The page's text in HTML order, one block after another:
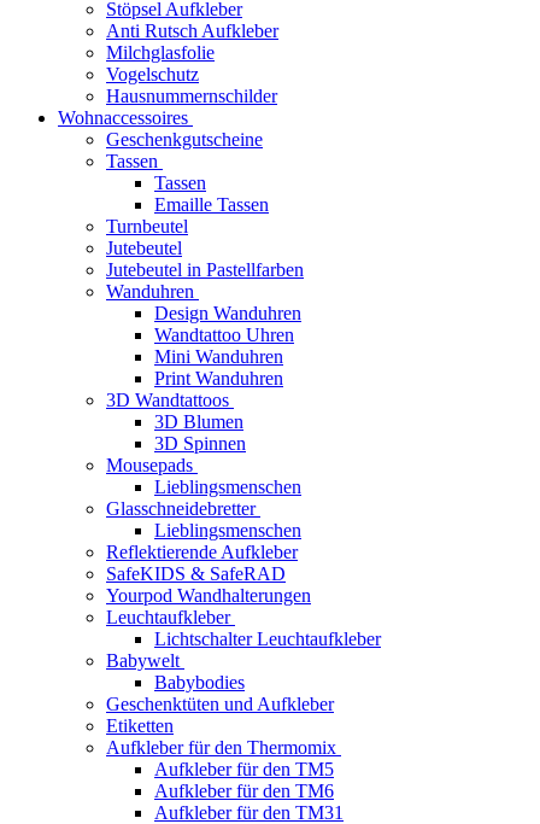
Stöpsel Aufkleber
Anti Rutsch Aufkleber
Milchglasfolie
Vogelschutz
Hausnummernschilder
Wohnaccessoires
Geschenkgutscheine
Tassen
Tassen
Emaille Tassen
Turnbeutel
Jutebeutel
Jutebeutel in Pastellfarben
Wanduhren
Design Wanduhren
Wandtattoo Uhren
Mini Wanduhren
Print Wanduhren
3D Wandtattoos
3D Blumen
3D Spinnen
Mousepads
Lieblingsmenschen
Glasschneidebretter
Lieblingsmenschen
Reflektierende Aufkleber
SafeKIDS & SafeRAD
Yourpod Wandhalterungen
Leuchtaufkleber
Lichtschalter Leuchtaufkleber
Babywelt
Babybodies
Geschenktüten und Aufkleber
Etiketten
Aufkleber für den Thermomix
Aufkleber für den TM5
Aufkleber für den TM6
Aufkleber für den TM31